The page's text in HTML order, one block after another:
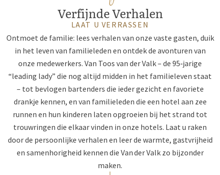
Verfijnde Verhalen
LAAT U VERRASSEN
Ontmoet de familie: lees verhalen van onze vaste gasten, duik
in het leven van familieleden en ontdek de avonturen van
onze medewerkers. Van Toos van der Valk – de 95‑jarige
“leading lady” die nog altijd midden in het familieleven staat
– tot bevlogen bartenders die ieder gezicht en favoriete
drankje kennen, en van familieleden die een hotel aan zee
runnen en hun kinderen laten opgroeien bij het strand tot
trouwringen die elkaar vinden in onze hotels. Laat u raken
door de persoonlijke verhalen en leer de warmte, gastvrijheid
en samenhorigheid kennen die Van der Valk zo bijzonder
maken.